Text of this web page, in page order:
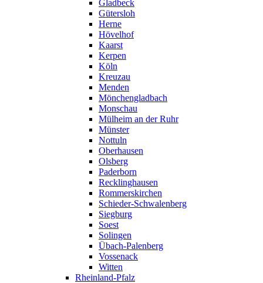
Gladbeck
Gütersloh
Herne
Hövelhof
Kaarst
Kerpen
Köln
Kreuzau
Menden
Mönchengladbach
Monschau
Mülheim an der Ruhr
Münster
Nottuln
Oberhausen
Olsberg
Paderborn
Recklinghausen
Rommerskirchen
Schieder-Schwalenberg
Siegburg
Soest
Solingen
Übach-Palenberg
Vossenack
Witten
Rheinland-Pfalz